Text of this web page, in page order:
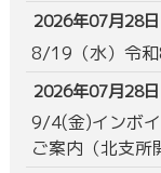
2026年07月28日
8/19（水）令和
2026年07月28日
9/4(金)インボ
ご案内（北支所